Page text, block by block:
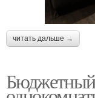
читать дальше →